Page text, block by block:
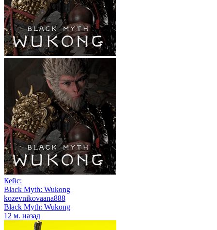
Кейс:
Black Myth: Wukong
kozevnikovaana888
Black Myth: Wukong
12 м. назад